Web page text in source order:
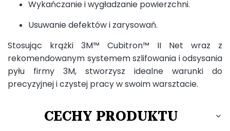
Wykańczanie i wygładzanie powierzchni.
Usuwanie defektów i zarysowań.
Stosując krążki 3M™ Cubitron™ II Net wraz z
rekomendowanym systemem szlifowania i odsysania
pyłu firmy 3M, stworzysz idealne warunki do
precyzyjnej i czystej pracy w swoim warsztacie.
CECHY PRODUKTU